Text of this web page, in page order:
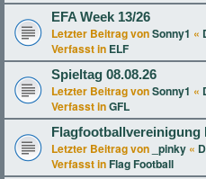
EFA Week 13/26
Letzter Beitrag vonSonny1 «
Verfasst in ELF
Spieltag 08.08.26
Letzter Beitrag vonSonny1 «
Verfasst inGFL
Flagfootballvereinigung
Letzter Beitrag von _pinky «
Verfasst in Flag Football